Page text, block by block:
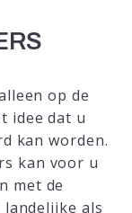
op de
idee dat u
kan worden.
kan voor u
met de
als